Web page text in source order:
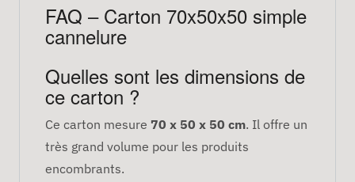
FAQ – Carton 70x50x50 simple
cannelure
Quelles sont les dimensions de
ce carton ?
Ce carton mesure 70 x 50 x 50 cm. Il offre un
très grand volume pour les produits
encombrants.